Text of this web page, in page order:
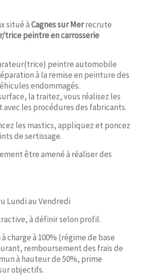
situé àCagnes sur Merrecrute
trice peintre en carrosserie
peintre automobile
à la remise en peinture des
endommagés.
la traitez, vous réalisez les
les procédures des fabricants.
les mastics, appliquez et poncez
de sertissage.
être amené à réaliser des
Lundi au Vendredi
à définir selon profil.
charge à 100% (régime de base
remboursement des frais de
à hauteur de 50%, prime
objectifs.